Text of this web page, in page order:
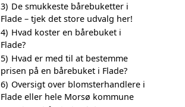
3) De smukkeste bårebuketter i
Flade – tjek det store udvalg her!
4) Hvad koster en bårebuket i
Flade?
5) Hvad er med til at bestemme
prisen på en bårebuket i Flade?
6) Oversigt over blomsterhandlere i
Flade eller hele Morsø kommune